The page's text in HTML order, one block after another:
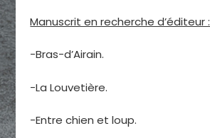
Manuscrit en recherche d’éditeur :
-Bras-d’Airain.
-La Louvetière.
-Entre chien et loup.